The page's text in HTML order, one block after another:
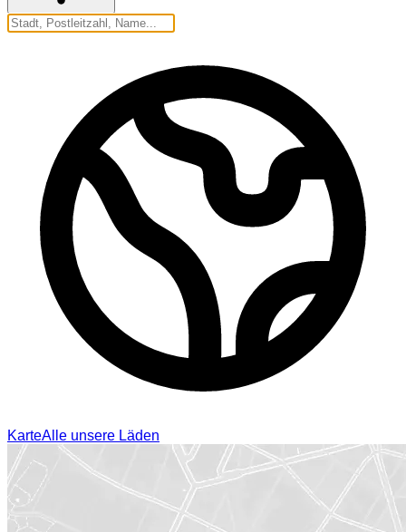
KarteAlle unsere Läden